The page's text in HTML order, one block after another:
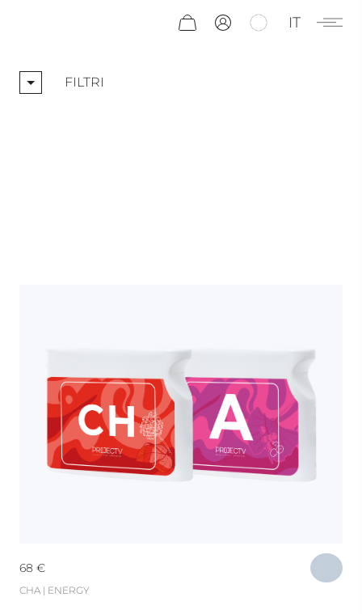
IT
FILTRI
68 €
CHA | ENERGY